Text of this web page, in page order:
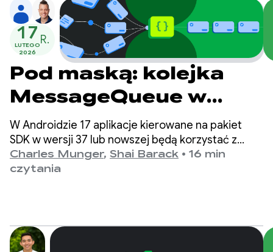
17
LUTEGO
2026
R.
Pod maską: kolejka
MessageQueue w
Androidzie 17 bez
blokad
W Androidzie 17 aplikacje kierowane na pakiet
SDK w wersji 37 lub nowszej będą korzystać z
nowej implementacji kolejki MessageQueue,
która nie wymaga blokad.
Charles Munger, Shai Barack • 16 min
czytania